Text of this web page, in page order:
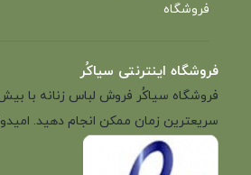
فروشگاه
فروشگاه اینترنتی سیاکُر
سریعترین زمان ممکن انجام دهید.